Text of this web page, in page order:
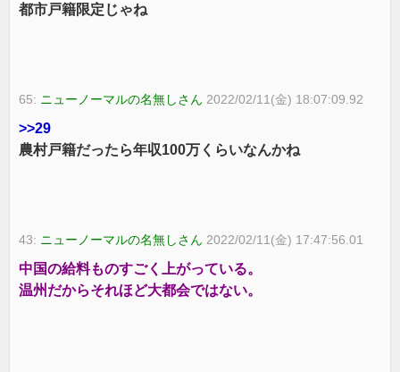
都市戸籍限定じゃね
65: ニューノーマルの名無しさん 2022/02/11(金) 18:07:09.92
>>29
農村戸籍だったら年収100万くらいなんかね
43: ニューノーマルの名無しさん 2022/02/11(金) 17:47:56.01
中国の給料ものすごく上がっている。
温州だからそれほど大都会ではない。